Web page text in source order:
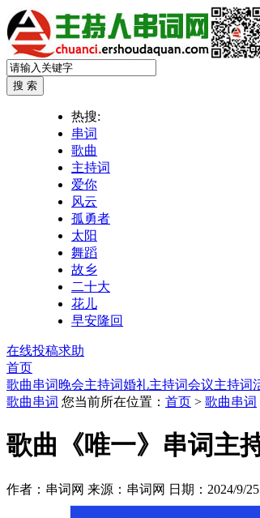
热搜:
串词
歌曲
主持词
爱你
风云
孤勇者
太阳
舞蹈
故乡
二十大
花儿
早安隆回
在线投稿求助
首页
歌曲串词晚会主持词婚礼主持词会议主持词
歌曲串词 您当前所在位置： 首页 > 歌曲串词
歌曲《唯一》串词主
作者：串词网 来源：串词网 日期：2024/9/25